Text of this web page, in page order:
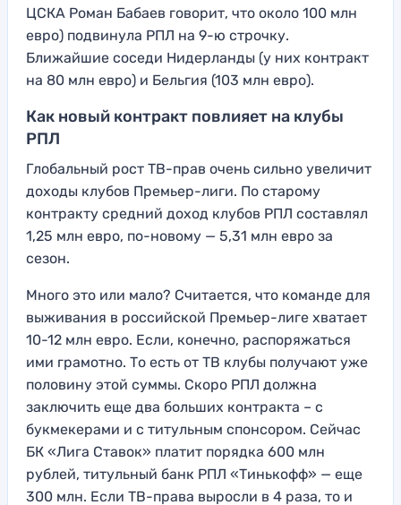
ЦСКА Роман Бабаев говорит, что около 100 млн
евро) подвинула РПЛ на 9-ю строчку.
Ближайшие соседи Нидерланды (у них контракт
на 80 млн евро) и Бельгия (103 млн евро).
Как новый контракт повлияет на клубы
РПЛ
Глобальный рост ТВ-прав очень сильно увеличит
доходы клубов Премьер-лиги. По старому
контракту средний доход клубов РПЛ составлял
1,25 млн евро, по-новому — 5,31 млн евро за
сезон.
Много это или мало? Считается, что команде для
выживания в российской Премьер-лиге хватает
10-12 млн евро. Если, конечно, распоряжаться
ими грамотно. То есть от ТВ клубы получают уже
половину этой суммы. Скоро РПЛ должна
заключить еще два больших контракта – с
букмекерами и с титульным спонсором. Сейчас
БК «Лига Ставок» платит порядка 600 млн
рублей, титульный банк РПЛ «Тинькофф» — еще
300 млн. Если ТВ-права выросли в 4 раза, то и